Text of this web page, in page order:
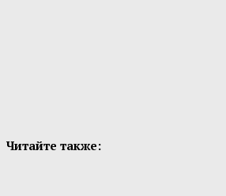
Читайте также: